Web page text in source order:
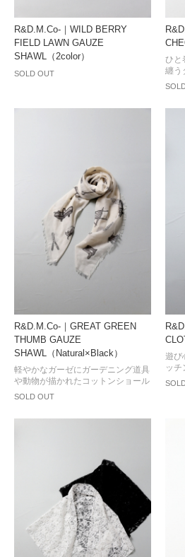
R&D.M.Co-｜WILD BERRY
FIELD LAWN GAUZE
SHAWL（2color）
SOLD OUT
ひと
纏う
R&D.M.Co-｜GREAT GREEN
THUMB GAUZE
SHAWL（Natural×Black）
SOLD OUT
軽やかなガーゼにガーデニング道具
や動物が描かれたコットンショール
遊び
ッチ